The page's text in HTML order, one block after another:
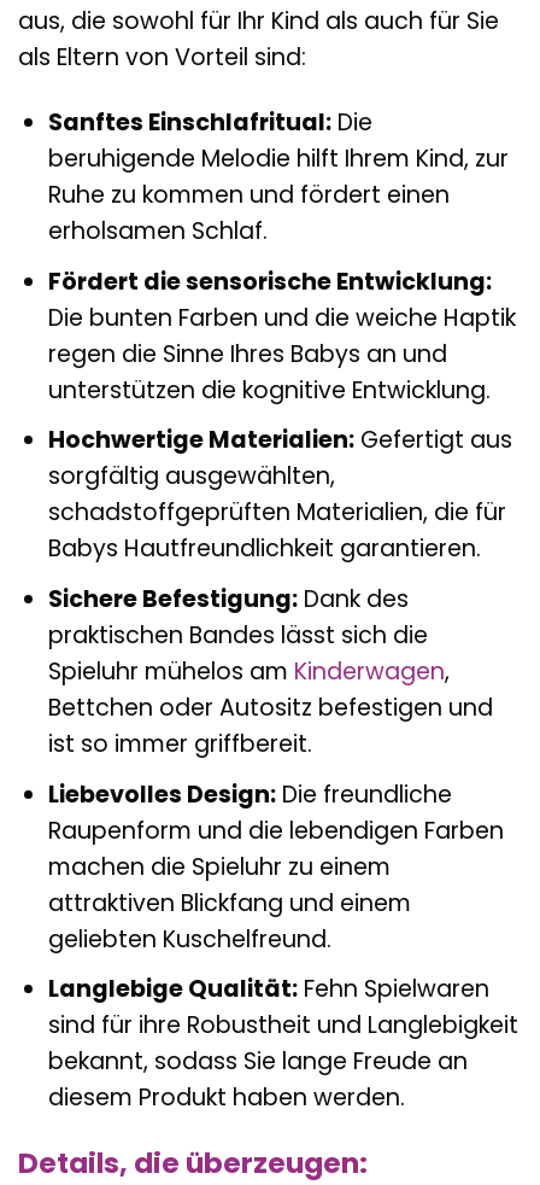
aus, die sowohl für Ihr Kind als auch für Sie
als Eltern von Vorteil sind:
Sanftes Einschlafritual:Die
beruhigende Melodie hilft Ihrem Kind, zur
Ruhe zu kommen und fördert einen
erholsamen Schlaf.
Fördert die sensorische Entwicklung:
Die bunten Farben und die weiche Haptik
regen die Sinne Ihres Babys an und
unterstützen die kognitive Entwicklung.
Hochwertige Materialien:Gefertigt aus
sorgfältig ausgewählten,
schadstoffgeprüften Materialien, die für
Babys Hautfreundlichkeit garantieren.
Sichere Befestigung:Dank des
praktischen Bandes lässt sich die
Spieluhr mühelos am Kinderwagen,
Bettchen oder Autositz befestigen und
ist so immer griffbereit.
Liebevolles Design:Die freundliche
Raupenform und die lebendigen Farben
machen die Spieluhr zu einem
attraktiven Blickfang und einem
geliebten Kuschelfreund.
Langlebige Qualität:Fehn Spielwaren
sind für ihre Robustheit und Langlebigkeit
bekannt, sodass Sie lange Freude an
diesem Produkt haben werden.
Details, die überzeugen: